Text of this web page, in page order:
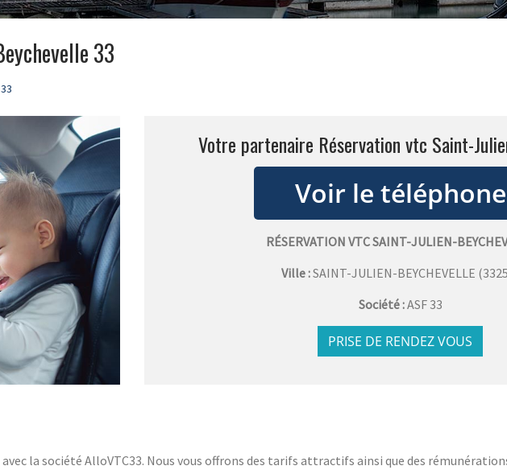
33
Votre partenaire Réservation vtc Saint-
RÉSERVATION VTC SAINT-JULIEN-
Ville :SAINT-JULIEN-BEYCHEVELLE (
Société :ASF 33
PRISE DE RENDEZ VOUS
la société AlloVTC33. Nous vous offrons des tarifs attractifs ainsi que des